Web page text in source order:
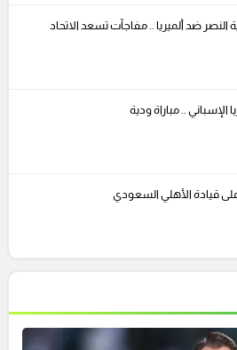
النصر ضد ألميريا .. مفاجآت تسعد الاتحاد
قيادة الأهلي السعودي